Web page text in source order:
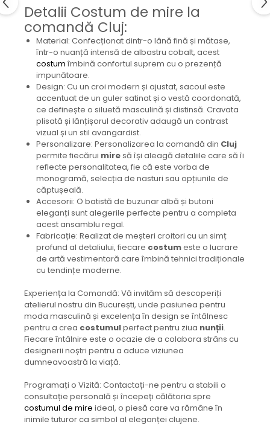
Detalii Costum de mire la
comandă Cluj:
Material: Confecționat dintr-o lână fină și mătase,
într-o nuanță intensă de albastru cobalt, acest
costum îmbină confortul suprem cu o prezență
impunătoare.
Design: Cu un croi modern și ajustat, sacoul este
accentuat de un guler satinat și o vestă coordonată,
ce definește o siluetă masculină și distinsă. Cravata
plisată și lănțișorul decorativ adaugă un contrast
vizual și un stil avangardist.
Personalizare: Personalizarea la comandă din Cluj
permite fiecărui miresă își aleagă detaliile care să îi
reflecte personalitatea, fie că este vorba de
monogramă, selecția de nasturi sau opțiunile de
căptușeală.
Accesorii: O batistă de buzunar albă și butoni
eleganți sunt alegerile perfecte pentru a completa
acest ansamblu regal.
Fabricație: Realizat de meșteri croitori cu un simț
profund al detaliului, fiecare costumeste o lucrare
de artă vestimentară care îmbină tehnici tradiționale
cu tendințe moderne.
Experiența la Comandă: Vă invităm să descoperiți
atelierul nostru din București, unde pasiunea pentru
moda masculină și excelența în design se întâlnesc
pentru a crea costumulperfect pentru ziua nunții.
Fiecare întâlnire este o ocazie de a colabora strâns cu
designerii noștri pentru a aduce viziunea
dumneavoastră la viață.
Programați o Vizită: Contactați-ne pentru a stabili o
consultație personală și începeți călătoria spre
costumul de mire ideal, o piesă care va rămâne în
inimile tuturor ca simbol al eleganței clujene.